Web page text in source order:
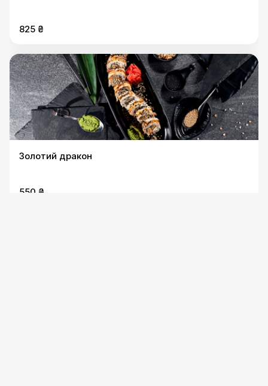
825 ₴
Золотий дракон
550 ₴